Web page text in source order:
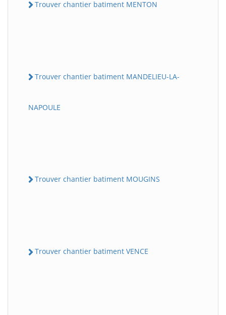
Trouver chantier batiment MENTON
Trouver chantier batiment MANDELIEU-LA-
NAPOULE
Trouver chantier batiment MOUGINS
Trouver chantier batiment VENCE